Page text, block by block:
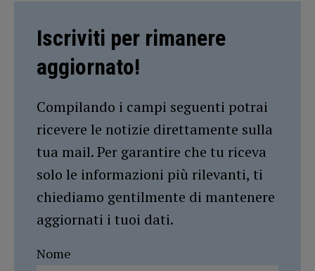
Iscriviti per rimanere
aggiornato!
Compilando i campi seguenti potrai
ricevere le notizie direttamente sulla
tua mail. Per garantire che tu riceva
solo le informazioni più rilevanti, ti
chiediamo gentilmente di mantenere
aggiornati i tuoi dati.
Nome